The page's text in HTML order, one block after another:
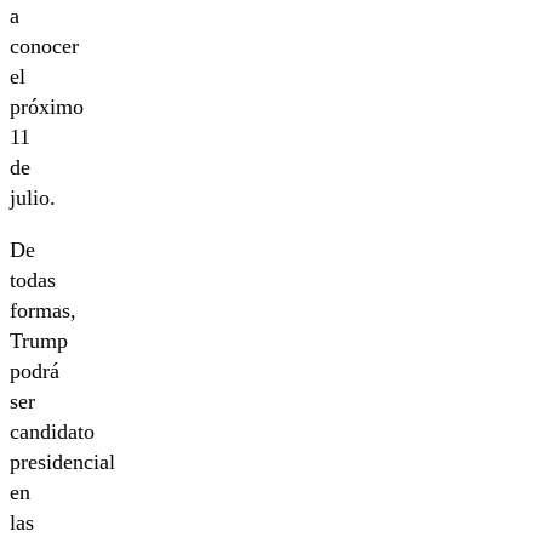
a
conocer
el
próximo
11
de
julio.
De
todas
formas,
Trump
podrá
ser
candidato
presidencial
en
las